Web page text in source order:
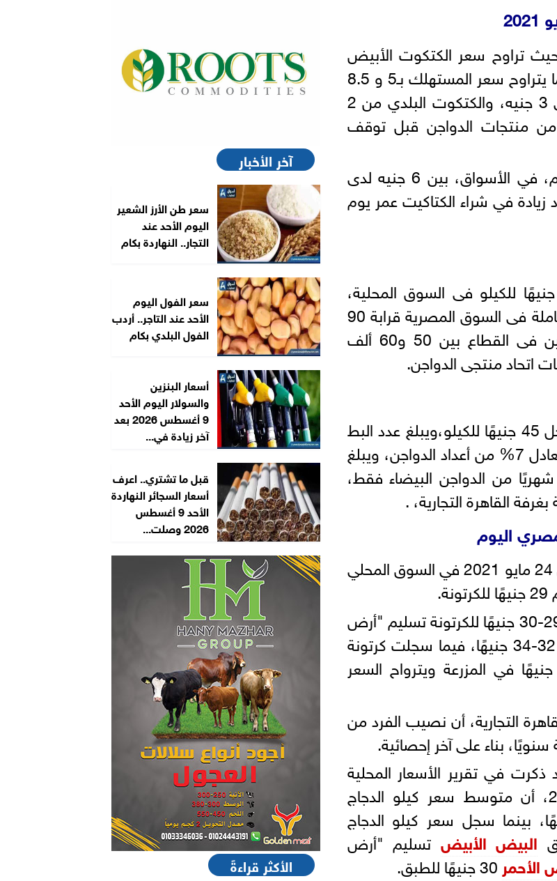
حيث تراوح سعر الكتكوت الأبيض
اليوم بين 4 و 4.2 جنيهًا في المزرعة بينما يتراوح سعر المستهلك بـ5 و 8.5
جنيهات، والكتكوت الساسو من 2.5 إلى 3 جنيه، والكتكوت البلدي من 2
من منتجات الدواجن قبل توقف
كما تراوحت أسعار بيع الكتاكيت عمر يوم، في الأسواق، بين 6 جنيه لدى
وجود زيادة في شراء الكتاكيت عمر يوم
واستقرت أسعار الرومي اليوم عند 50 جنيهًا للكيلو فى السوق المحلية،
ويصل حجم استثمارات مزارع الدواجن العاملة فى السوق المصرية قرابة 90
مليار جنيه، ويتراوح عدد المربين العاملين فى القطاع بين 50 و60 ألف
وشهدت أسعار البط استقرارًا اليوم لتسجل 45 جنيهًا للكيلو،ويبلغ عدد البط
فى مصر نحو أربعة ملايين طائر؛ أى ما يعادل 7% من أعداد الدواجن، ويبلغ
150 ألف طن شهريًا من الدواجن البيضاء فقط،
القاهرة التجارية، .
اليوم
شهدت أسعار البيض ارتفاعًا اليوم الإثنين 24 مايو 2021 في السوق المحلي
وسجلت أسعار البيض "الأبيض" ما بين 29-30 جنيهًا للكرتونة تسليم "أرض
المزرعة"، ويترواح السعر للمستهلك بين 32-34 جنيهًا، فيما سجلت كرتونة
البيض البلدى "الأحمر" ما بين 31-32 جنيهًا في المزرعة ويترواح السعر
التجارية، أن نصيب الفرد من
ذكرت في تقرير الأسعار المحلية
الصادر عنها أمس الأحد 23 مايو 2021، أن متوسط سعر كيلو الدجاج
تسليم "أرض المزرعة" 29 جنيهًا، بينما سجل سعر كيلو الدجاج
البيض الأبيض تسليم "أرض
الأحمر
آخر الأخبار
سعر طن الأرز الشعير
اليوم الأحد عند
التجار.. النهاردة بكام
سعر الفول اليوم
الأحد عند التاجر.. أردب
الفول البلدي بكام
أسعار البنزين
والسولار اليوم الأحد
9 أغسطس 2026 بعد
آخر زيادة في...
قبل ما تشتري.. اعرف
أسعار السجائر النهاردة
الأحد 9 أغسطس
2026 وصلت...
الأكثر قراءةً